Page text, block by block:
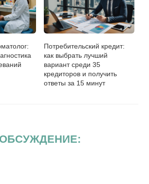
Потребительский кредит:
как выбрать лучший
вариант среди 35
кредиторов и получить
ответы за 15 минут
ОБСУЖДЕНИЕ: